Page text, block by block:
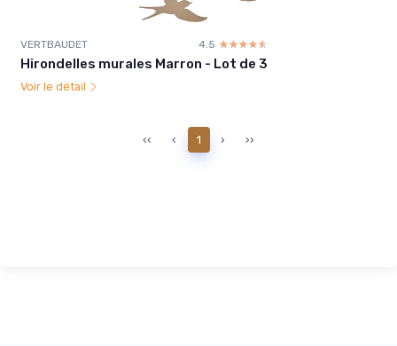
VERTBAUDET 4.5 ☆☆☆☆☆
★★★★★
Hirondelles murales Marron - Lot de 3
Voir le détail
‹‹ ‹ 1 › ››